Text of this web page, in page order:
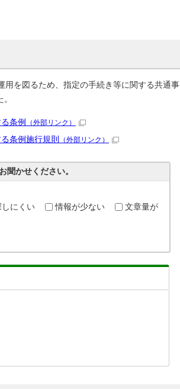
を図るため、指定の手続き等に関する共通事
条例 （外部リンク）
条例施行規則 （外部リンク）
聞かせください。
にくい 情報が少ない
文章量が